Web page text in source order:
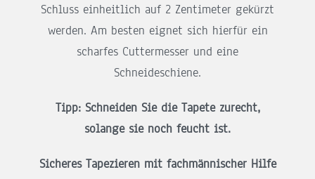
Schluss einheitlich auf 2 Zentimeter gekürzt
werden. Am besten eignet sich hierfür ein
scharfes Cuttermesser und eine
Schneideschiene.
Tipp: Schneiden Sie die Tapete zurecht,
solange sie noch feucht ist.
Sicheres Tapezieren mit fachmännischer Hilfe